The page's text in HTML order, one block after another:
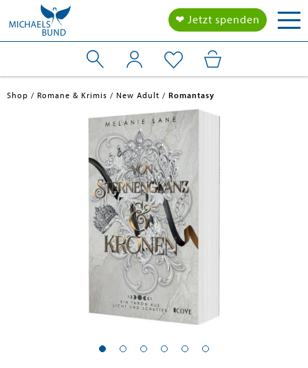
❤ Jetzt spenden
Shop Romane & Krimis New Adult Romantasy